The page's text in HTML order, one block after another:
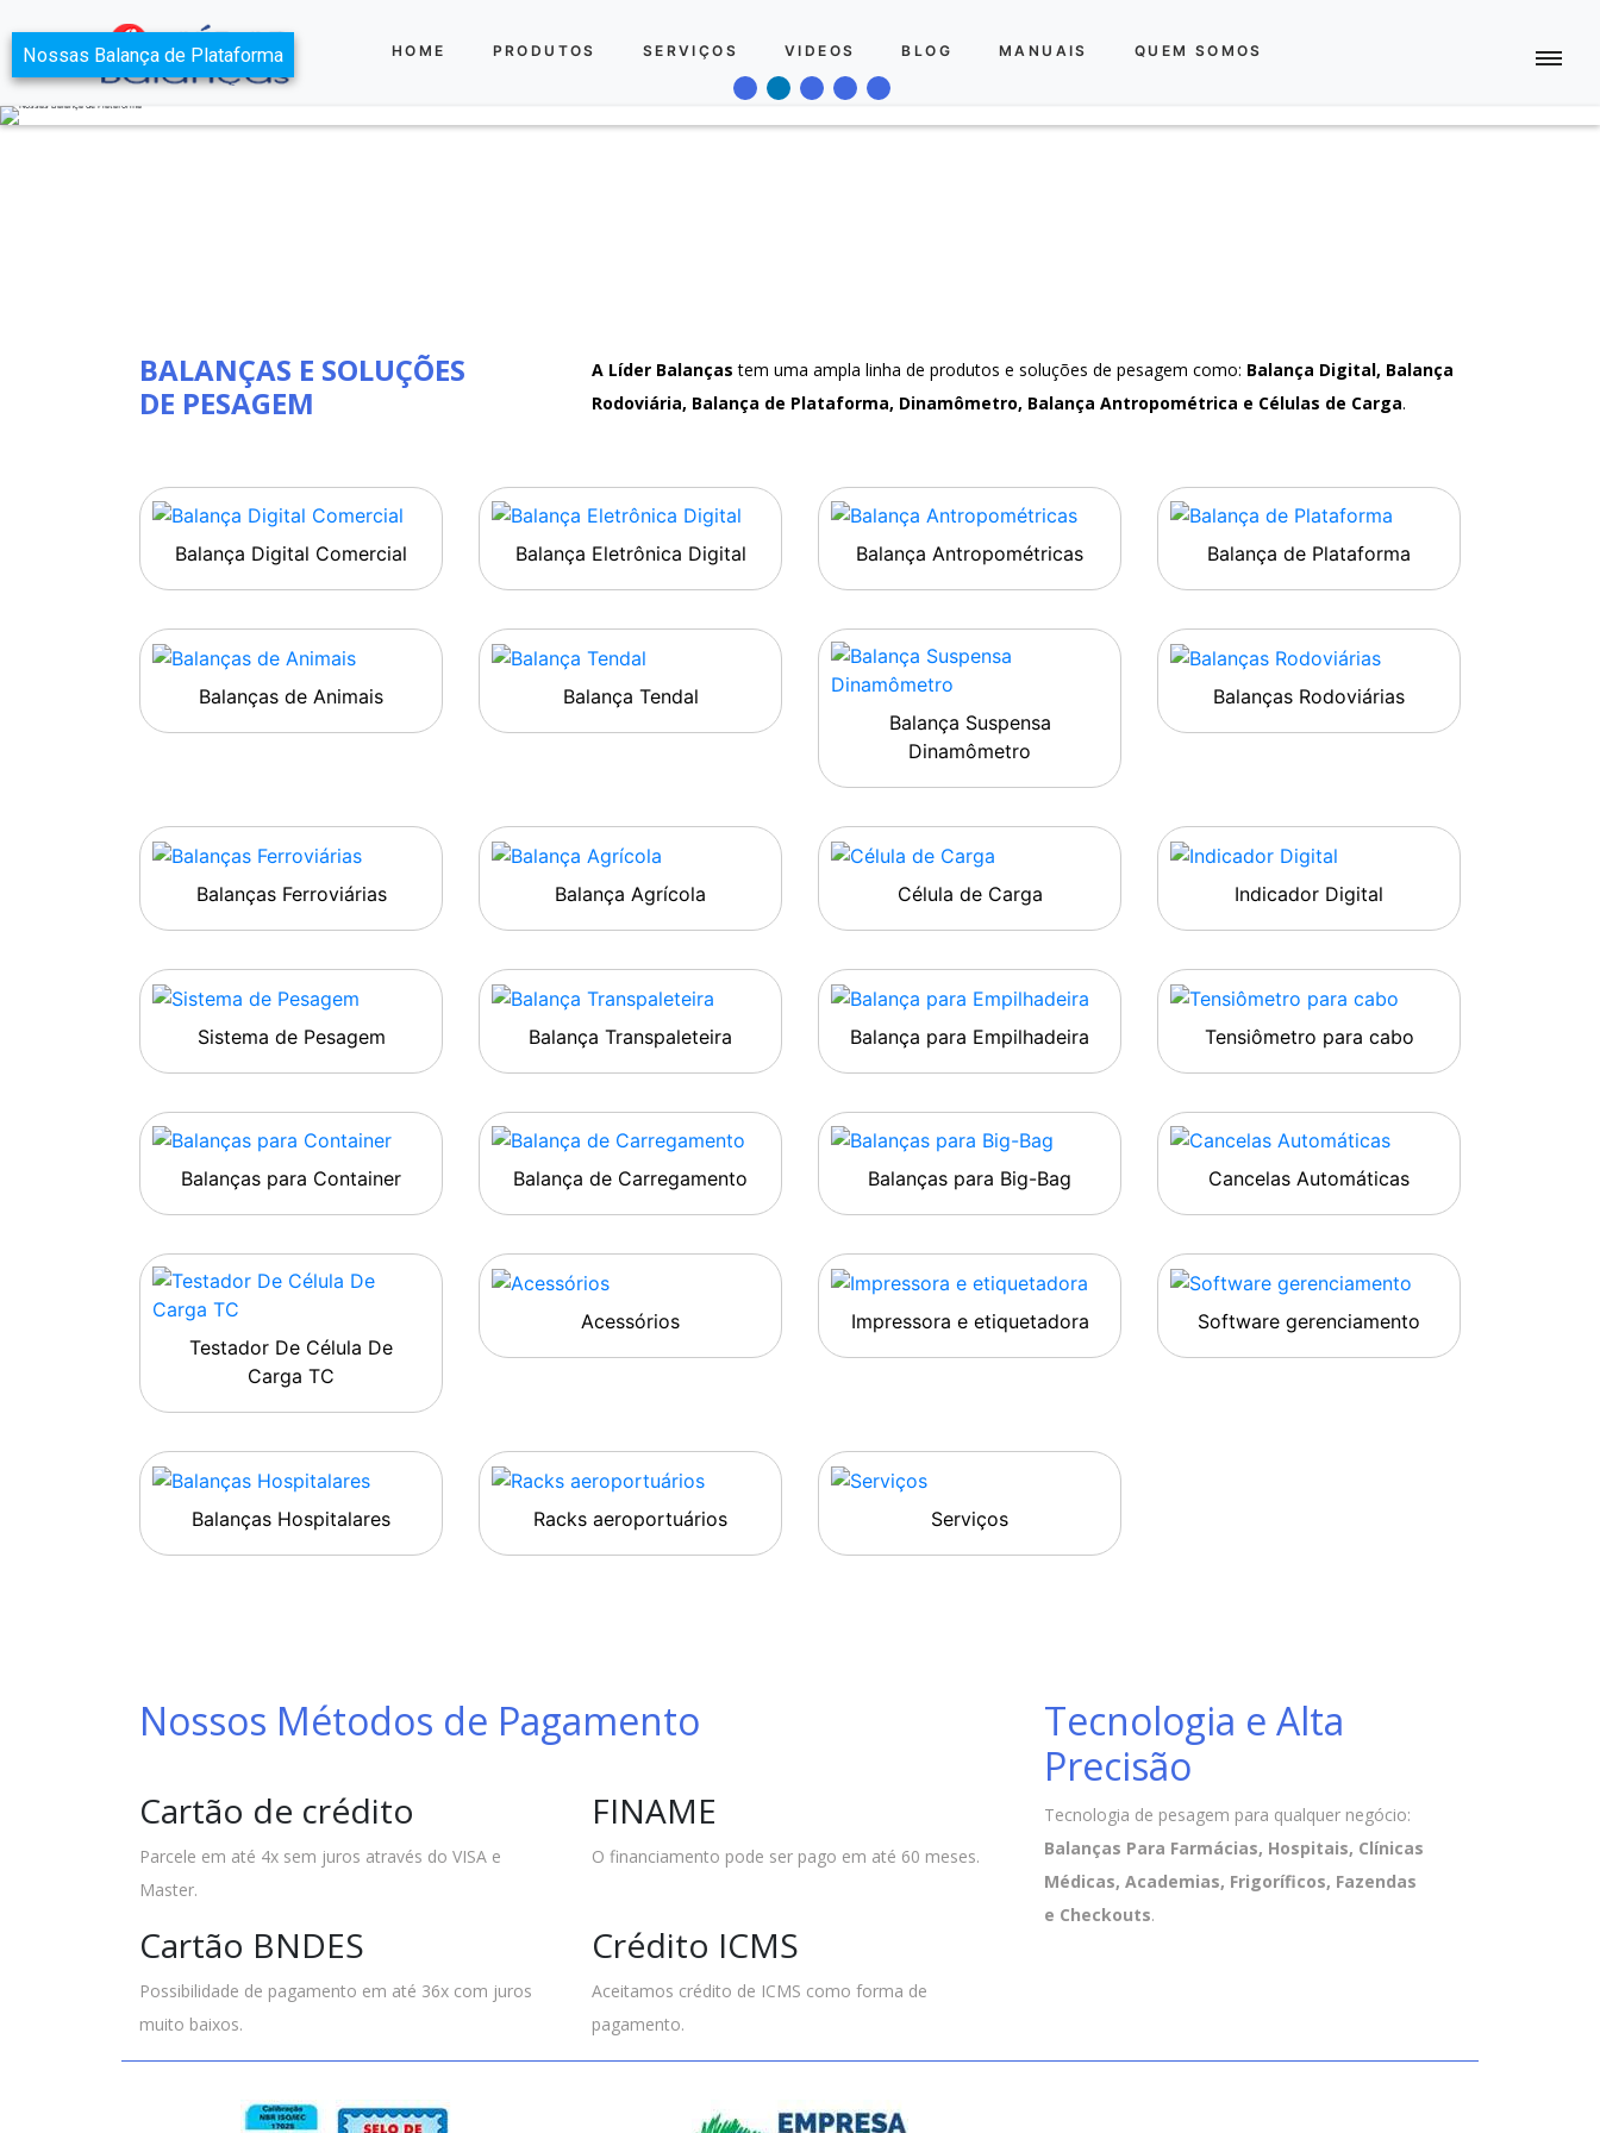
HOME PRODUTOS SERVIÇOS VIDEOS BLOG MANUAIS QUEM SOMOS
Nossas Balança de Plataforma
BALANÇAS E SOLUÇÕES
DE PESAGEM
A Líder Balanças tem uma ampla linha de produtos e soluções de pesagem como: Balança Digital, Balança
Rodoviária, Balança de Plataforma, Dinamômetro, Balança Antropométrica e Células de Carga.
Balança Digital Comercial Balança Eletrônica Digital Balança Antropométricas Balança de Plataforma
Balanças de Animais
Balança Tendal
Balança Suspensa
Dinamômetro
Balanças Rodoviárias
Balanças Ferroviárias Balança Agrícola Célula de Carga Indicador Digital
Sistema de Pesagem Balança Transpaleteira Balança para Empilhadeira Tensiômetro para cabo
Balanças para Container Balança de Carregamento Balanças para Big-Bag Cancelas Automáticas
Testador De Célula De
Carga TC
Acessórios Impressora e etiquetadora Software gerenciamento
Balanças Hospitalares Racks aeroportuários Serviços
Nossos Métodos de Pagamento
Cartão de crédito
Parcele em até 4x sem juros através do VISA e
Master.
FINAME
O financiamento pode ser pago em até 60 meses.
Cartão BNDES
Possibilidade de pagamento em até 36x com juros
muito baixos.
Crédito ICMS
Aceitamos crédito de ICMS como forma de
pagamento.
Tecnologia e Alta
Precisão
Tecnologia de pesagem para qualquer negócio:
Balanças Para Farmácias, Hospitais, Clínicas
Médicas, Academias, Frigoríficos, Fazendas
e Checkouts.